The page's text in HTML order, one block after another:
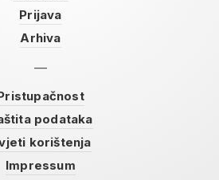
Prijava
Arhiva
podataka
korištenja
Impressum